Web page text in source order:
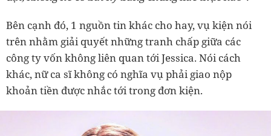
Bên cạnh đó, 1 nguồn tin khác cho hay, vụ kiện nói
trên nhằm giải quyết những tranh chấp giữa các
công ty vốn không liên quan tới Jessica. Nói cách
khác, nữ ca sĩ không có nghĩa vụ phải giao nộp
khoản tiền được nhắc tới trong đơn kiện.